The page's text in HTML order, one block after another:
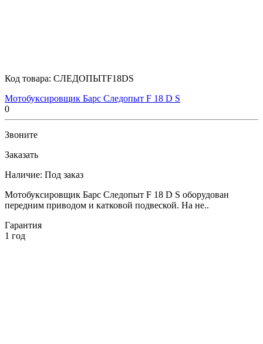
Код товара: СЛЕДОПЫТF18DS
Мотобуксировщик Барс Следопыт F 18 D S
0
Звоните
Заказать
Наличие: Под заказ
Мотобуксировщик Барс Следопыт F 18 D S оборудован
передним приводом и катковой подвеской. На не..
Гарантия
1 год